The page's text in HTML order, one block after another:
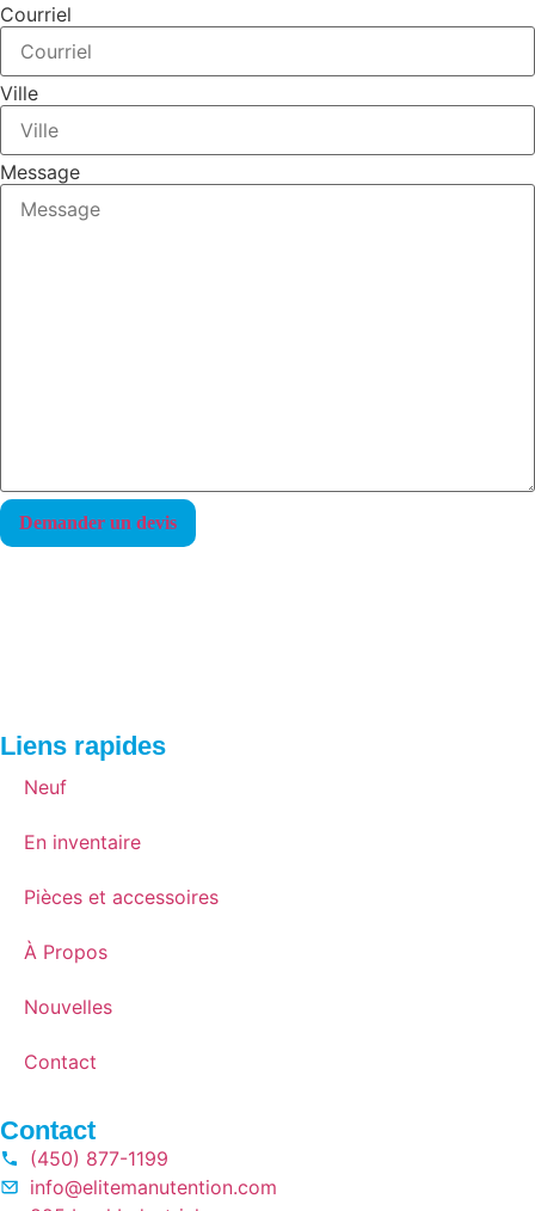
Courriel
Ville
Message
Liens rapides
Neuf
En inventaire
Pièces et accessoires
À Propos
Nouvelles
Contact
Contact
(450) 877-1199
info@elitemanutention.com